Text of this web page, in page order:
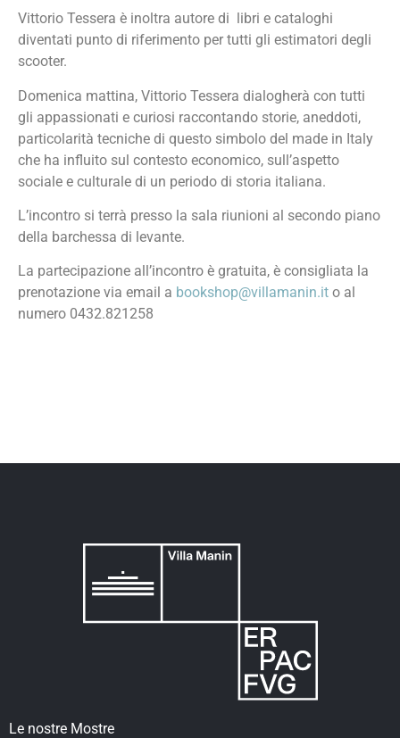
Vittorio Tessera è inoltra autore di libri e cataloghi
diventati punto di riferimento per tutti gli estimatori degli
scooter.
Domenica mattina, Vittorio Tessera dialogherà con tutti
gli appassionati e curiosi raccontando storie, aneddoti,
particolarità tecniche di questo simbolo del made in Italy
che ha influito sul contesto economico, sull’aspetto
sociale e culturale di un periodo di storia italiana.
L’incontro si terrà presso la sala riunioni al secondo piano
della barchessa di levante.
La partecipazione all’incontro è gratuita, è consigliata la
prenotazione via email a bookshop@villamanin.it o al
numero 0432.821258
Le nostre Mostre